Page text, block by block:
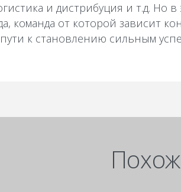
и дистрибуция и т.д. Но
команда от которой зависит
к становлению сильным